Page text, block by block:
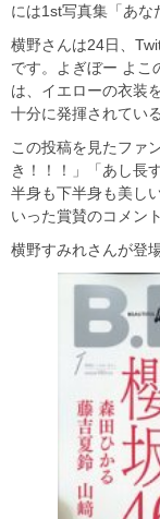
には1st写真集「あな
横野さんは24日、
です。よぎぼー よこ
は、イエローの衣装
十分に発揮されてい
この投稿を見たファ
き！！！」「あし長
半身も下半身も美し
いった賞賛のコメン
横野すみれさんが登